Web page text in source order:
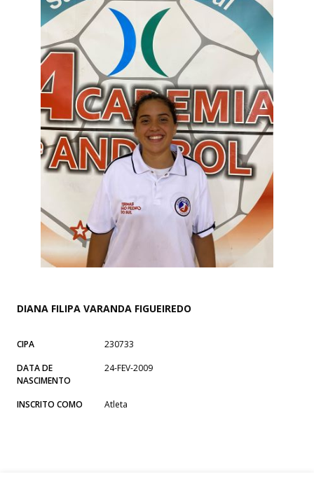
DIANA FILIPA VARANDA FIGUEIREDO
CIPA
230733
DATA DE
NASCIMENTO
24-FEV-2009
INSCRITO COMO Atleta